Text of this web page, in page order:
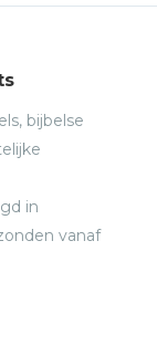
bijbelse
in
vanaf